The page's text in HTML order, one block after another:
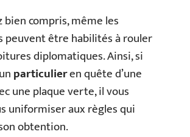
bien compris, même les
peuvent être habilités à rouler
diplomatiques. Ainsi, si
particulieren quête d’une
une plaque verte, il vous
uniformiser aux règles qui
obtention.